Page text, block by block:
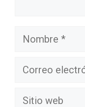
Nombre
Correo
Sitio